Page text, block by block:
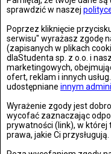
sprawdzić w naszej
Poprzez kliknięcie
serwisu" wyrażasz zgodę
(zapisanych w plikach
dlaStudenta sp. z o.o. i
marketingowych,
ofert, reklam i innych
udostępniane innym
Wyrażenie zgody jest
wycofać zaznaczając
prywatności (link), w której
prawa, jakie Ci przysługują.